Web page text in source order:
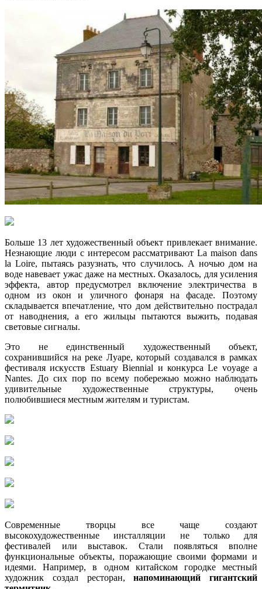
Больше 13 лет художественный объект привлекает внимание.
Незнающие люди с интересом рассматривают La maison dans
la Loire, пытаясь разузнать, что случилось. А ночью дом на
воде навевает ужас даже на местных. Оказалось, для усиления
эффекта, автор предусмотрел включение электричества в
одном из окон и уличного фонаря на фасаде. Поэтому
складывается впечатление, что дом действительно пострадал
от наводнения, а его жильцы пытаются выжить, подавая
световые сигналы.
Это не единственный художественный объект,
сохранившийся на реке Луаре, который создавался в рамках
фестиваля искусств Estuary Biennial и конкурса Le voyage a
Nantes. До сих пор по всему побережью можно наблюдать
удивительные художественные структуры, очень
полюбившиеся местным жителям и туристам.
Современные творцы все чаще создают
высокохудожественные инсталляции не только для
фестивалей или выставок. Стали появляться вполне
функциональные объекты, поражающие своими формами и
идеями. Например, в одном китайском городке местный
художник создал ресторан,напоминающий гигантский